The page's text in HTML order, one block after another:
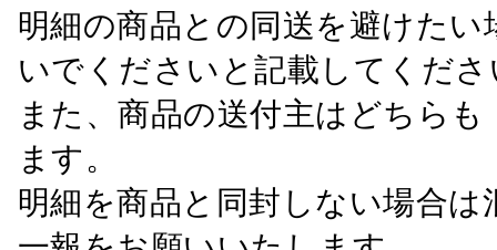
明細の商品との同送を避けた
いでくださいと記載してくださ
また、商品の送付主はどちら
ます。
明細を商品と同封しない場合